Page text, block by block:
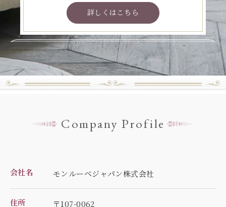
詳しくはこちら
Company Profile
会社名 モンルーベジャパン株式会社
住所 〒107-0062